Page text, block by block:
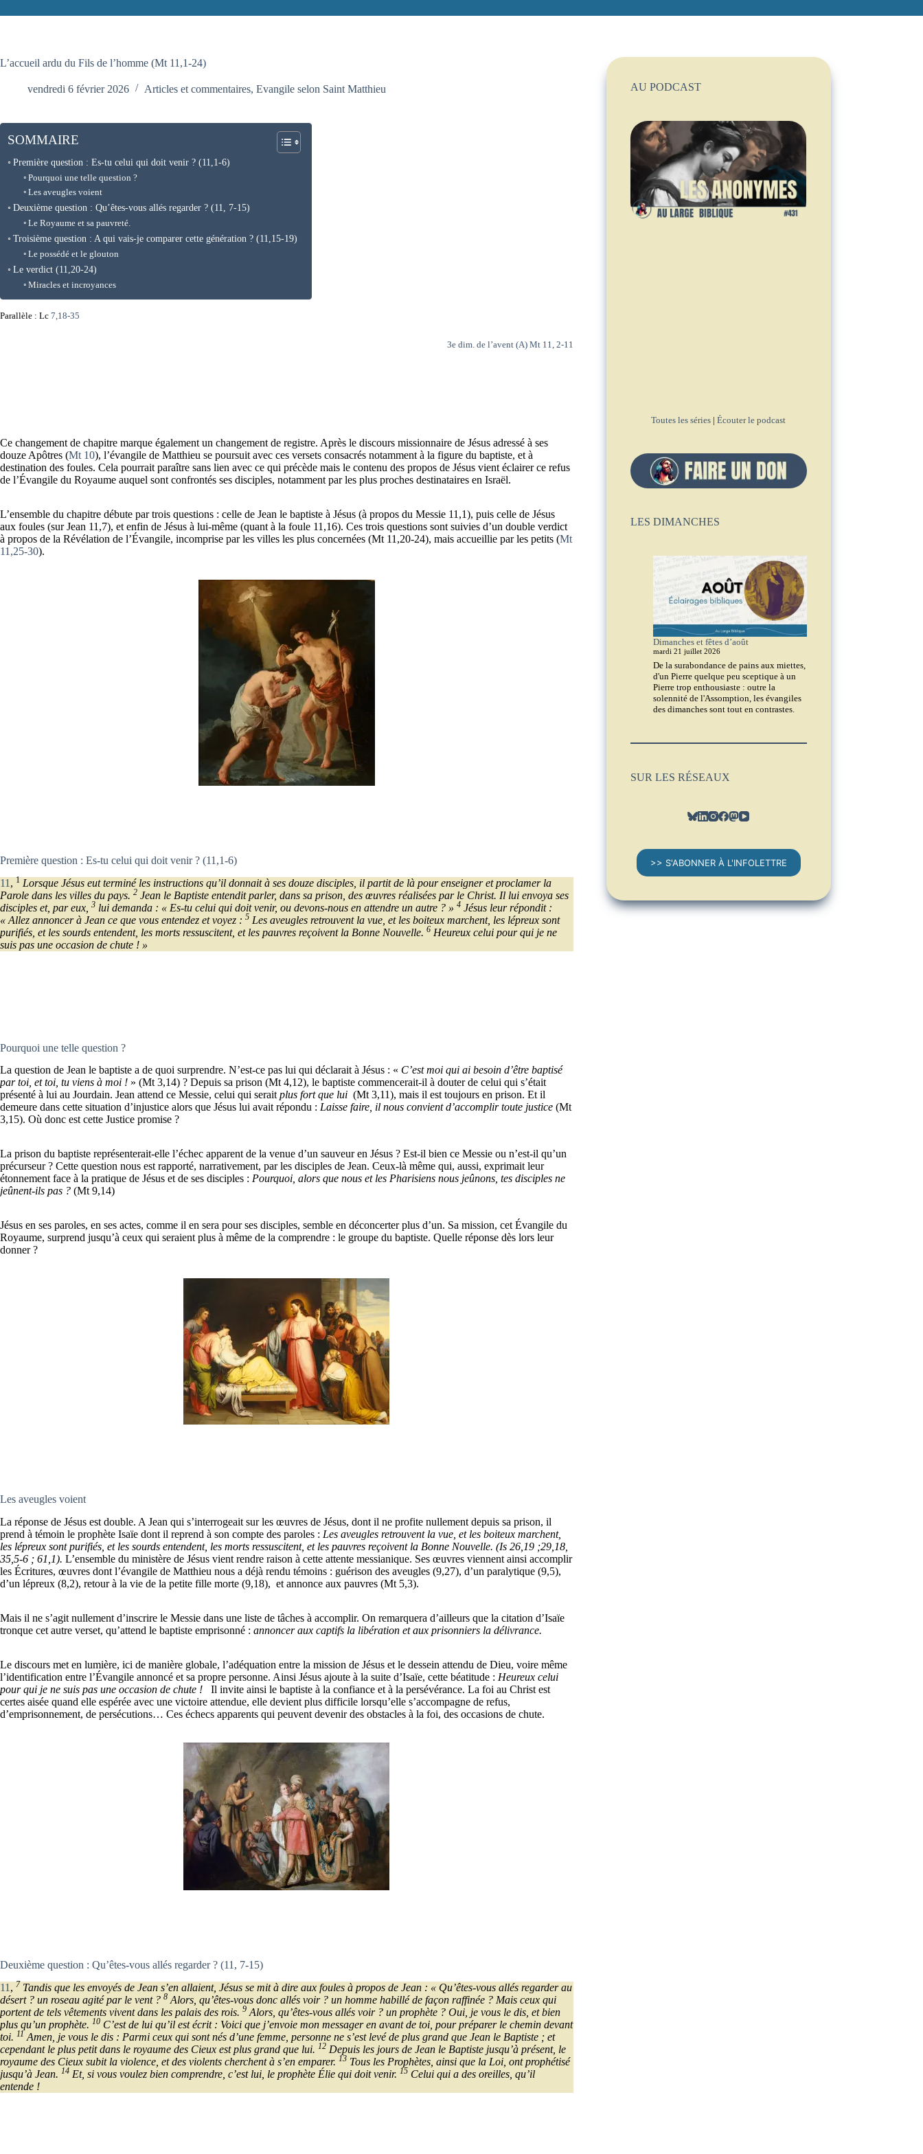
L’accueil ardu du Fils de l’homme (Mt 11,1-24)
vendredi 6 février 2026 Articles et commentaires, Evangile selon Saint Matthieu
SOMMAIRE
Première question : Es-tu celui qui doit venir ? (11,1-6)
Pourquoi une telle question ?
Les aveugles voient
Deuxième question : Qu’êtes-vous allés regarder ? (11, 7-15)
Le Royaume et sa pauvreté.
Troisième question : A qui vais-je comparer cette génération ? (11,15-19)
Le possédé et le glouton
Le verdict (11,20-24)
Miracles et incroyances
Parallèle : Lc 7,18-35
3e dim. de l’avent (A) Mt 11, 2-11
Ce changement de chapitre marque également un changement de registre. Après le discours missionnaire de Jésus adressé à ses
douze Apôtres (Mt 10), l’évangile de Matthieu se poursuit avec ces versets consacrés notamment à la figure du baptiste, et à
destination des foules. Cela pourrait paraître sans lien avec ce qui précède mais le contenu des propos de Jésus vient éclairer ce refus
de l’Évangile du Royaume auquel sont confrontés ses disciples, notamment par les plus proches destinataires en Israël.
L’ensemble du chapitre débute par trois questions : celle de Jean le baptiste à Jésus (à propos du Messie 11,1), puis celle de Jésus
aux foules (sur Jean 11,7), et enfin de Jésus à lui-même (quant à la foule 11,16). Ces trois questions sont suivies d’un double verdict
à propos de la Révélation de l’Évangile, incomprise par les villes les plus concernées (Mt 11,20-24), mais accueillie par les petits (Mt
11,25-30).
Première question : Es-tu celui qui doit venir ? (11,1-6)
11 , 1 Lorsque Jésus eut terminé les instructions qu’il donnait à ses douze disciples, il partit de là pour enseigner et proclamer la
Parole dans les villes du pays. 2 Jean le Baptiste entendit parler, dans sa prison, des œuvres réalisées par le Christ. Il lui envoya ses
disciples et, par eux, 3 lui demanda : « Es-tu celui qui doit venir, ou devons-nous en attendre un autre ? » 4 Jésus leur répondit :
« Allez annoncer à Jean ce que vous entendez et voyez : 5 Les aveugles retrouvent la vue, et les boiteux marchent, les lépreux sont
purifiés, et les sourds entendent, les morts ressuscitent, et les pauvres reçoivent la Bonne Nouvelle. 6 Heureux celui pour qui je ne
suis pas une occasion de chute ! »
Pourquoi une telle question ?
La question de Jean le baptiste a de quoi surprendre. N’est-ce pas lui qui déclarait à Jésus : « C’est moi qui ai besoin d’être baptisé
par toi, et toi, tu viens à moi ! » (Mt 3,14) ? Depuis sa prison (Mt 4,12), le baptiste commencerait-il à douter de celui qui s’était
présenté à lui au Jourdain. Jean attend ce Messie, celui qui serait plus fort que lui (Mt 3,11), mais il est toujours en prison. Et il
demeure dans cette situation d’injustice alors que Jésus lui avait répondu : Laisse faire, il nous convient d’accomplir toute justice (Mt
3,15). Où donc est cette Justice promise ?
La prison du baptiste représenterait-elle l’échec apparent de la venue d’un sauveur en Jésus ? Est-il bien ce Messie ou n’est-il qu’un
précurseur ? Cette question nous est rapporté, narrativement, par les disciples de Jean. Ceux-là même qui, aussi, exprimait leur
étonnement face à la pratique de Jésus et de ses disciples : Pourquoi, alors que nous et les Pharisiens nous jeûnons, tes disciples ne
jeûnent-ils pas ? (Mt 9,14)
Jésus en ses paroles, en ses actes, comme il en sera pour ses disciples, semble en déconcerter plus d’un. Sa mission, cet Évangile du
Royaume, surprend jusqu’à ceux qui seraient plus à même de la comprendre : le groupe du baptiste. Quelle réponse dès lors leur
donner ?
Les aveugles voient
La réponse de Jésus est double. A Jean qui s’interrogeait sur les œuvres de Jésus, dont il ne profite nullement depuis sa prison, il
prend à témoin le prophète Isaïe dont il reprend à son compte des paroles : Les aveugles retrouvent la vue, et les boiteux marchent,
les lépreux sont purifiés, et les sourds entendent, les morts ressuscitent, et les pauvres reçoivent la Bonne Nouvelle. (Is 26,19 ;29,18,
35,5-6 ; 61,1). L’ensemble du ministère de Jésus vient rendre raison à cette attente messianique. Ses œuvres viennent ainsi accomplir
les Écritures, œuvres dont l’évangile de Matthieu nous a déjà rendu témoins : guérison des aveugles (9,27), d’un paralytique (9,5),
d’un lépreux (8,2), retour à la vie de la petite fille morte (9,18), et annonce aux pauvres (Mt 5,3).
Mais il ne s’agit nullement d’inscrire le Messie dans une liste de tâches à accomplir. On remarquera d’ailleurs que la citation d’Isaïe
tronque cet autre verset, qu’attend le baptiste emprisonné : annoncer aux captifs la libération et aux prisonniers la délivrance.
Le discours met en lumière, ici de manière globale, l’adéquation entre la mission de Jésus et le dessein attendu de Dieu, voire même
l’identification entre l’Évangile annoncé et sa propre personne. Ainsi Jésus ajoute à la suite d’Isaïe, cette béatitude : Heureux celui
pour qui je ne suis pas une occasion de chute !
Il invite ainsi le baptiste à la confiance et à la persévérance. La foi au Christ est
certes aisée quand elle espérée avec une victoire attendue, elle devient plus difficile lorsqu’elle s’accompagne de refus,
d’emprisonnement, de persécutions… Ces échecs apparents qui peuvent devenir des obstacles à la foi, des occasions de chute.
Deuxième question : Qu’êtes-vous allés regarder ? (11, 7-15)
11 , 7 Tandis que les envoyés de Jean s’en allaient, Jésus se mit à dire aux foules à propos de Jean : « Qu’êtes-vous allés regarder au
désert ? un roseau agité par le vent ? 8 Alors, qu’êtes-vous donc allés voir ? un homme habillé de façon raffinée ? Mais ceux qui
portent de tels vêtements vivent dans les palais des rois. 9 Alors, qu’êtes-vous allés voir ? un prophète ? Oui, je vous le dis, et bien
plus qu’un prophète. 10 C’est de lui qu’il est écrit : Voici que j’envoie mon messager en avant de toi, pour préparer le chemin devant
toi. 11 Amen, je vous le dis : Parmi ceux qui sont nés d’une femme, personne ne s’est levé de plus grand que Jean le Baptiste ; et
cependant le plus petit dans le royaume des Cieux est plus grand que lui. 12 Depuis les jours de Jean le Baptiste jusqu’à présent, le
royaume des Cieux subit la violence, et des violents cherchent à s’en emparer. 13 Tous les Prophètes, ainsi que la Loi, ont prophétisé
jusqu’à Jean. 14 Et, si vous voulez bien comprendre, c’est lui, le prophète Élie qui doit venir. 15 Celui qui a des oreilles, qu’il
entende !
AU PODCAST
Toutes les séries |Écouter le podcast
LES DIMANCHES
Dimanches et fêtes d’août
mardi 21 juillet 2026
De la surabondance de pains aux miettes,
d'un Pierre quelque peu sceptique à un
Pierre trop enthousiaste : outre la
solennité de l'Assomption, les évangiles
des dimanches sont tout en contrastes.
SUR LES RÉSEAUX
>> S'ABONNER À L'INFOLETTRE